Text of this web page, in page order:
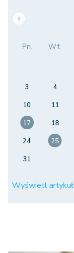
Pn. Wt.
3
4
10
11
17
18
24
25
31
Wyświetl